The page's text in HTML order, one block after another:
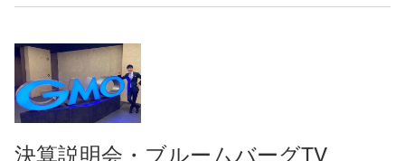
決算説明会・ブルームバーグTV